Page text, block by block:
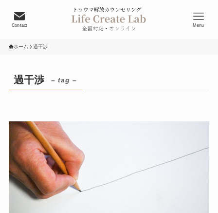
Contact Menu
ホーム 過干渉
過干渉 – tag –